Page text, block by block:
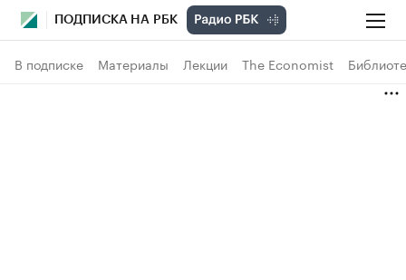
ПОДПИСКА НА РБК
В подписке Материалы Лекции The Economist